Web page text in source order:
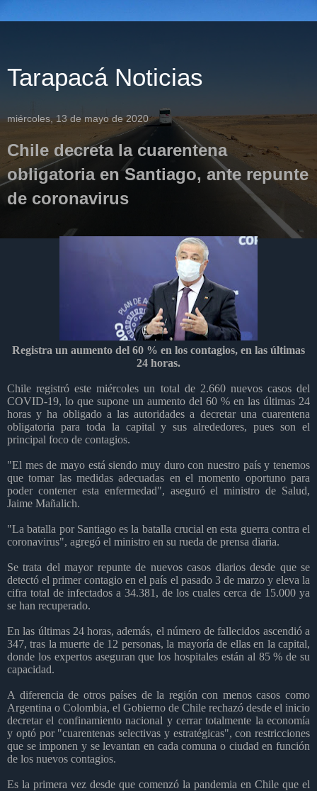
Tarapacá Noticias
miércoles, 13 de mayo de 2020
Chile decreta la cuarentena
obligatoria en Santiago, ante repunte
de coronavirus
Registra un aumento del 60 % en los contagios, en las últimas
24 horas.
Chile registró este miércoles un total de 2.660 nuevos casos del
COVID-19, lo que supone un aumento del 60 % en las últimas 24
horas y ha obligado a las autoridades a decretar una cuarentena
obligatoria para toda la capital y sus alrededores, pues son el
principal foco de contagios.
"El mes de mayo está siendo muy duro con nuestro país y tenemos
que tomar las medidas adecuadas en el momento oportuno para
poder contener esta enfermedad", aseguró el ministro de Salud,
Jaime Mañalich.
"La batalla por Santiago es la batalla crucial en esta guerra contra el
coronavirus", agregó el ministro en su rueda de prensa diaria.
Se trata del mayor repunte de nuevos casos diarios desde que se
detectó el primer contagio en el país el pasado 3 de marzo y eleva la
cifra total de infectados a 34.381, de los cuales cerca de 15.000 ya
se han recuperado.
En las últimas 24 horas, además, el número de fallecidos ascendió a
347, tras la muerte de 12 personas, la mayoría de ellas en la capital,
donde los expertos aseguran que los hospitales están al 85 % de su
capacidad.
A diferencia de otros países de la región con menos casos como
Argentina o Colombia, el Gobierno de Chile rechazó desde el inicio
decretar el confinamiento nacional y cerrar totalmente la economía
y optó por "cuarentenas selectivas y estratégicas", con restricciones
que se imponen y se levantan en cada comuna o ciudad en función
de los nuevos contagios.
Es la primera vez desde que comenzó la pandemia en Chile que el